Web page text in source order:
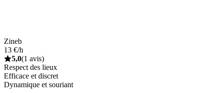
Zineb
13 €/h
5,0(1 avis)
Respect des lieux
Efficace et discret
Dynamique et souriant